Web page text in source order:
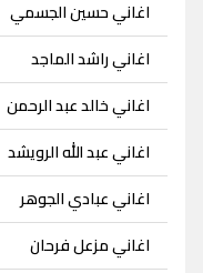
اغاني حسين الجسمي
اغاني راشد الماجد
اغاني خالد عبد الرحمن
اغاني عبد الله الرويشد
اغاني عبادي الجوهر
اغاني مزعل فرحان